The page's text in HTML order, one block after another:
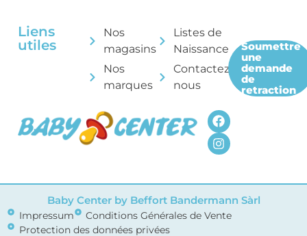
Liens
utiles
Nos
magasins
Nos
marques
Listes de
Naissance
Contactez-
nous
Soumettre
une
demande
de
retraction
Baby Center by Beffort Bandermann Sàrl
Impressum
Conditions Générales de Vente
Protection des données privées